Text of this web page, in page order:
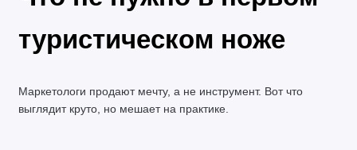
туристическом ноже
Маркетологи продают мечту, а не инструмент. Вот что
выглядит круто, но мешает на практике.